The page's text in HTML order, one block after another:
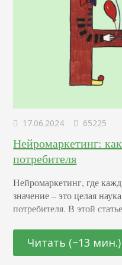
17.06.2024 65225
Нейромаркетинг:
потребителя
Нейромаркетинг, где
значение – это целая
потребителя. В этой
последних достижениях в
нейронаук. От подбора
Читать (~13 мин.)